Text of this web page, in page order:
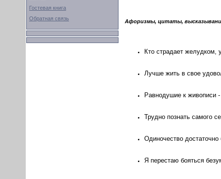
Гостевая книга
Обратная связь
Афоризмы, цитаты,
Кто страдает желудком,
Лучше жить в свое
Равнодушие к живописи
Трудно познать самого
Одиночество
Я перестаю бояться